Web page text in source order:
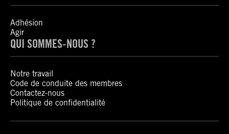
Adhésion
Agir
QUI SOMMES-NOUS ?
Notre travail
Code de conduite des membres
Contactez-nous
Politique de confidentialité